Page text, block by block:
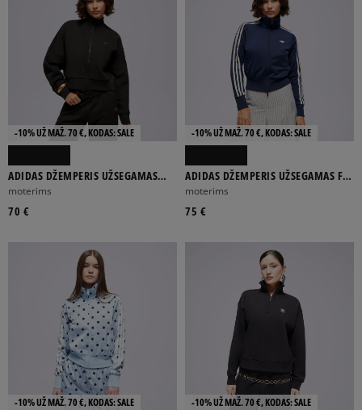
-10% UŽ MAŽ. 70 €, KODAS: SALE
ADIDAS DŽEMPERIS UŽSEGAMAS
SPACER TT
moterims
70 €
-10% UŽ MAŽ. 70 €, KODAS: SALE
ADIDAS DŽEMPERIS UŽSEGAMAS FB
CLASSIC TT
moterims
75 €
-10% UŽ MAŽ. 70 €, KODAS: SALE -10% UŽ MAŽ. 70 €, KODAS: SALE